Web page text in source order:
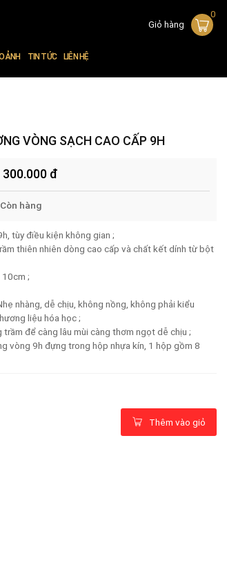
Giỏ hàng
0
ẢNH TIN TỨC LIÊN HỆ
VÒNG SẠCH CAO CẤP 9H
300.000 đ
Còn hàng
tùy điều kiện không gian ;
thiên nhiên dòng cao cấp và chất kết dính từ bột
;
nhàng, dễ chịu, không nồng, không phải kiểu
liệu hóa học ;
trầm để càng lâu mùi càng thơm ngọt dễ chịu ;
vòng 9h đựng trong hộp nhựa kín, 1 hộp gồm 8
Thêm vào giỏ